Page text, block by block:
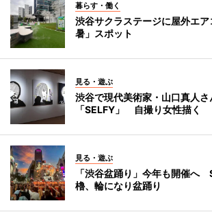
暮らす・働く
渋谷サクラステージに屋外エ
暑」スポット
見る・遊ぶ
渋谷で現代美術家・山口真人さ
「SELFY」 自撮り女性描く
見る・遊ぶ
「渋谷盆踊り」今年も開催へ
櫓、輪になり盆踊り